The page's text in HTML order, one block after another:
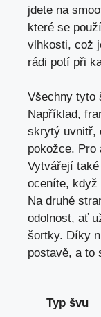
jdete na
které se
vlhkosti, což
rádi potí při
Všechny tyto
Například,
skrytý uvnitř,
pokožce. Pro
Vytvářejí
oceníte, když
Na druhé
odolnost, ať
šortky. Díky
postavě, a to
Typ švu